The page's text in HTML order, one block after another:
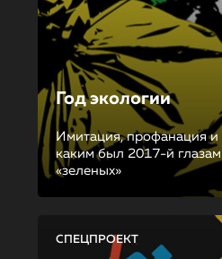
Год экологии
Имитация, профанация
каким был 2017-й
«зеленых»
СПЕЦПРОЕКТ